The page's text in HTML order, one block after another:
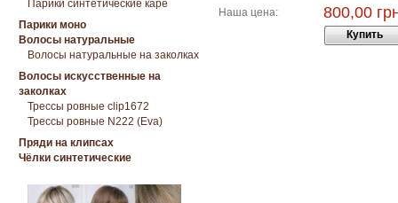
Парики синтетические каре
Парики моно
Волосы натуральные
Волосы натуральные на заколках
Волосы искусственные на
заколках
Трессы ровные clip1672
Трессы ровные N222 (Eva)
Пряди на клипсах
Чёлки синтетические
Наша цена: 800,00
Купить